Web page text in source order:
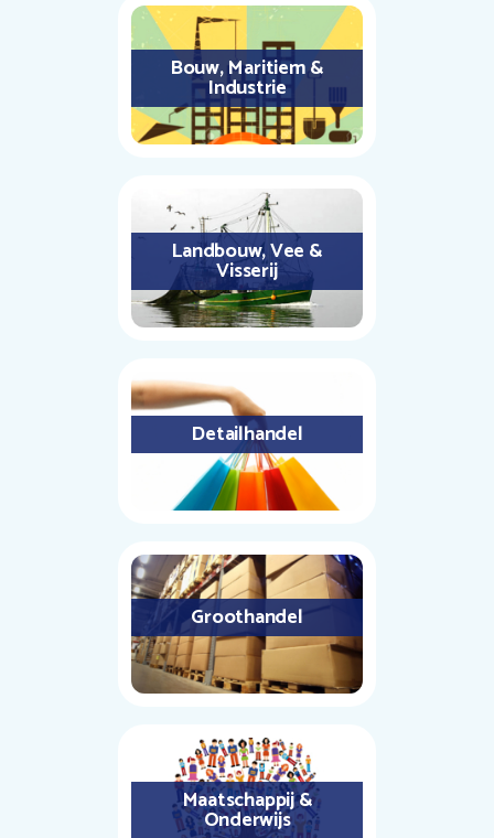
Bouw, Maritiem &
Industrie
Landbouw, Vee &
Visserij
Detailhandel
Groothandel
Maatschappij &
Onderwijs